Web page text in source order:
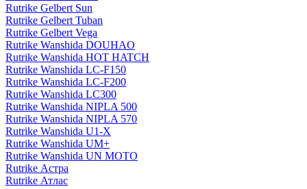
Rutrike Gelbert Sun
Rutrike Gelbert Tuban
Rutrike Gelbert Vega
Rutrike Wanshida DOUHAO
Rutrike Wanshida HOT HATCH
Rutrike Wanshida LC-F150
Rutrike Wanshida LC-F200
Rutrike Wanshida LC300
Rutrike Wanshida NIPLA 500
Rutrike Wanshida NIPLA 570
Rutrike Wanshida U1-X
Rutrike Wanshida UM+
Rutrike Wanshida UN MOTO
Rutrike Астра
Rutrike Атлас